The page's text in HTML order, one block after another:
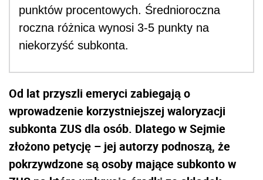
punktów procentowych. Średnioroczna
roczna różnica wynosi 3-5 punkty na
niekorzyść subkonta.
Od lat przyszli emeryci zabiegają o
wprowadzenie korzystniejszej waloryzacji
subkonta ZUS dla osób. Dlatego w Sejmie
złożono petycję – jej autorzy podnoszą, że
pokrzywdzone są osoby mające subkonto w